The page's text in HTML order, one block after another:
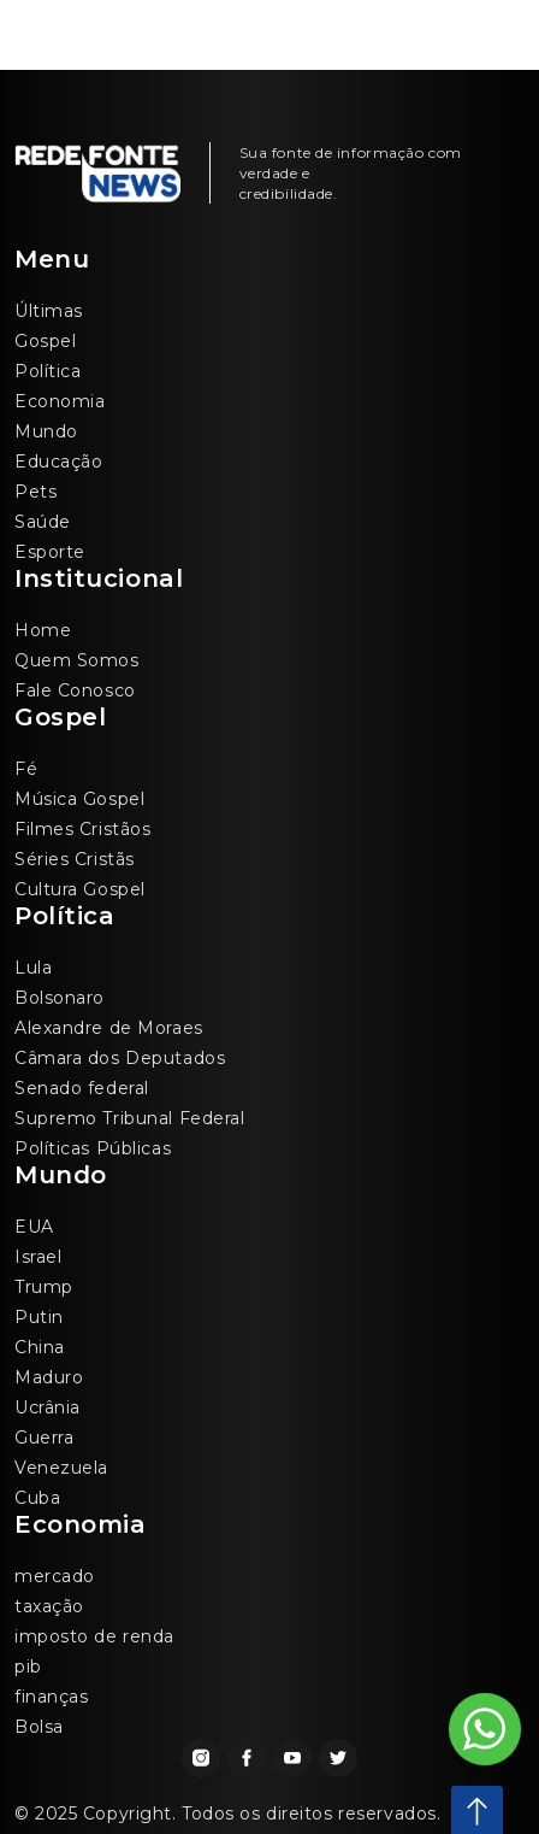
Sua fonte de informação com
verdade e
credibilidade.
Menu
Últimas
Gospel
Política
Economia
Mundo
Educação
Pets
Saúde
Esporte
Institucional
Home
Quem Somos
Fale Conosco
Gospel
Fé
Música Gospel
Filmes Cristãos
Séries Cristãs
Cultura Gospel
Política
Lula
Bolsonaro
Alexandre de Moraes
Câmara dos Deputados
Senado federal
Supremo Tribunal Federal
Políticas Públicas
Mundo
EUA
Israel
Trump
Putin
China
Maduro
Ucrânia
Guerra
Venezuela
Cuba
Economia
mercado
taxação
imposto de renda
pib
finanças
Bolsa
© 2025 Copyright. Todos os direitos reservados.